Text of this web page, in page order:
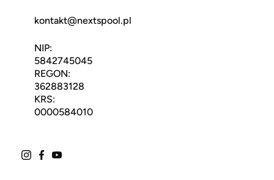
kontakt@nextspool.pl
NIP:
5842745045
REGON:
362883128
KRS:
0000584010